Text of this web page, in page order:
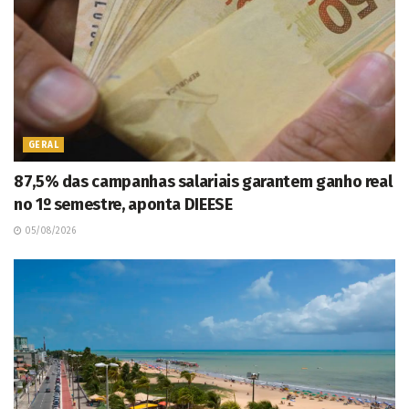
GERAL
87,5% das campanhas salariais garantem ganho real
no 1º semestre, aponta DIEESE
05/08/2026